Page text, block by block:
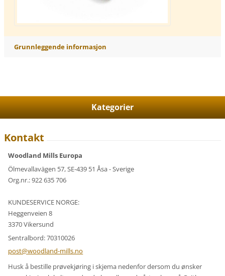
Grunnleggende informasjon
Kategorier
Kontakt
Woodland Mills Europa
Ölmevallavägen 57, SE-439 51 Åsa - Sverige
Org.nr.: 922 635 706
KUNDESERVICE NORGE:
Heggenveien 8
3370 Vikersund
Sentralbord: 70310026
post@woodland-mills.no
Husk å bestille prøvekjøring i skjema nedenfor dersom du ønsker